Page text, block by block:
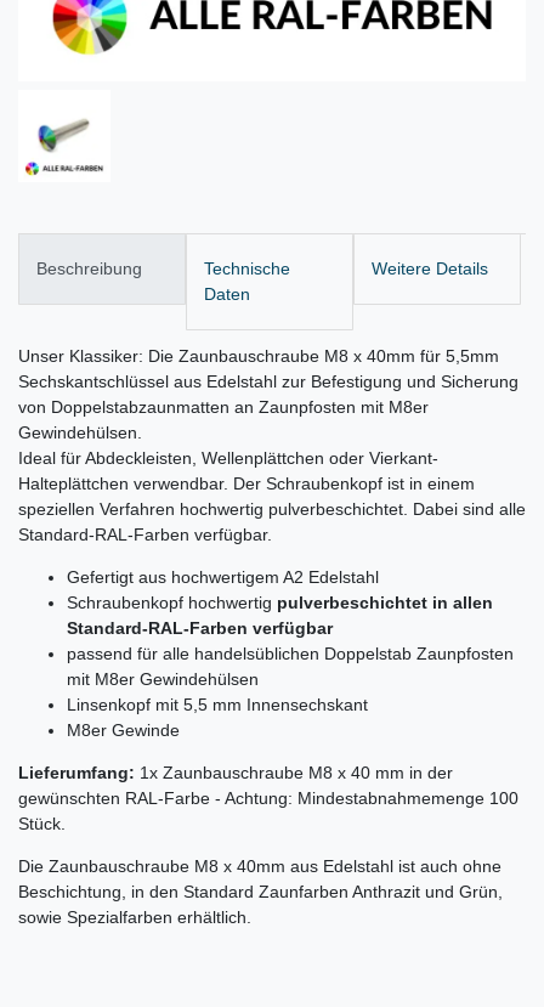
Beschreibung
Technische
Daten
Weitere Details
Unser Klassiker: Die Zaunbauschraube M8 x 40mm für 5,5mm
Sechskantschlüssel aus Edelstahl zur Befestigung und Sicherung
von Doppelstabzaunmatten an Zaunpfosten mit M8er
Gewindehülsen.
Ideal für Abdeckleisten, Wellenplättchen oder Vierkant-
Halteplättchen verwendbar. Der Schraubenkopf ist in einem
speziellen Verfahren hochwertig pulverbeschichtet. Dabei sind alle
Standard-RAL-Farben verfügbar.
Gefertigt aus hochwertigem A2 Edelstahl
Schraubenkopf hochwertig pulverbeschichtet in allen
Standard-RAL-Farben verfügbar
passend für alle handelsüblichen Doppelstab Zaunpfosten
mit M8er Gewindehülsen
Linsenkopf mit 5,5 mm Innensechskant
M8er Gewinde
Lieferumfang: 1x Zaunbauschraube M8 x 40 mm in der
gewünschten RAL-Farbe - Achtung: Mindestabnahmemenge 100
Stück.
Die Zaunbauschraube M8 x 40mm aus Edelstahl ist auch ohne
Beschichtung, in den Standard Zaunfarben Anthrazit und Grün,
sowie Spezialfarben erhältlich.